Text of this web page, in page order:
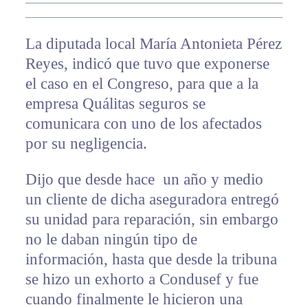
La diputada local María Antonieta Pérez
Reyes, indicó que tuvo que exponerse
el caso en el Congreso, para que a la
empresa Quálitas seguros se
comunicara con uno de los afectados
por su negligencia.
Dijo que desde hace un año y medio
un cliente de dicha aseguradora entregó
su unidad para reparación, sin embargo
no le daban ningún tipo de
información, hasta que desde la tribuna
se hizo un exhorto a Condusef y fue
cuando finalmente le hicieron una